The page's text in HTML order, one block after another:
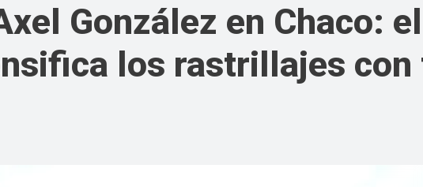
Primera
González en Chaco:
los rastrillajes con